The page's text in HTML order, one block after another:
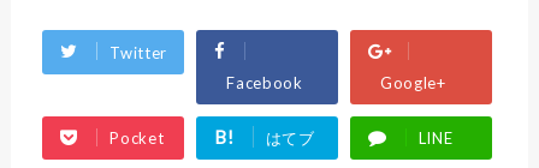
Twitter
Facebook
Google+
Pocket B! はてブ LINE